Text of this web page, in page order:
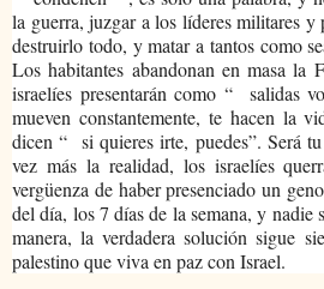
la guerra, juzgar a los líderes militares y
destruirlo todo, y matar a tantos como
Los habitantes abandonan en masa la
israelíes presentarán como “
salidas
mueven constantemente, te hacen la
dicen “ si quieres irte, puedes”. Será
vez más la realidad, los israelíes
vergüenza de haber presenciado un
del día, los 7 días de la semana, y nadie
manera, la verdadera solución sigue
palestino que viva en paz con Israel.